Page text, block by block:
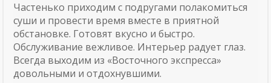
Частенько приходим с подругами полакомиться
суши и провести время вместе в приятной
обстановке. Готовят вкусно и быстро.
Обслуживание вежливое. Интерьер радует глаз.
Всегда выходим из «Восточного экспресса»
довольными и отдохнувшими.